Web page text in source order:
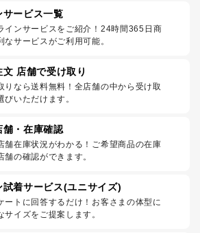
サービス一覧
インサービスをご紹介！24時間365日商
なサービスがご利用可能。
店舗で受け取り
りなら送料無料！全店舗の中から受け取
びいただけます。
舗・在庫確認
舗在庫状況がわかる！ご希望商品の在庫
舗の確認ができます。
試着サービス(ユニサイズ)
ートに回答するだけ！お客さまの体型に
サイズをご提案します。